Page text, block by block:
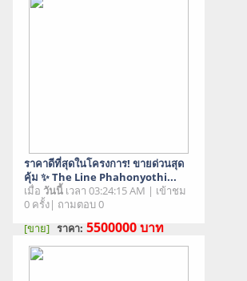
ราคาดีที่สุดในโครงการ! ขายด่วนสุด
คุ้ม ✨ The Line Phahonyothi...
เมื่อ วันนี้เวลา 03:24:15 AM | เข้าชม
0 ครั้ง| ถามตอบ 0
[ขาย] ราคา: 5500000บาท